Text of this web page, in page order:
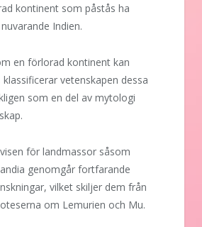
kontinent som påstås ha
Indien.
en förlorad kontinent kan
vetenskapen dessa
som en del av mytologi
för landmassor såsom
genomgår fortfarande
vilket skiljer dem från
om Lemurien och Mu.